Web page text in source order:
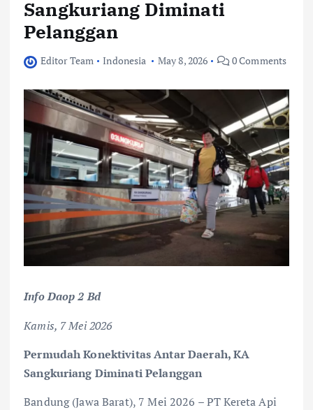
Sangkuriang Diminati
Pelanggan
Editor Team Indonesia May 8, 2026 0 Comments
Info Daop 2 Bd
Kamis, 7 Mei 2026
Permudah Konektivitas Antar Daerah, KA
Sangkuriang Diminati Pelanggan
Bandung (Jawa Barat), 7 Mei 2026 – PT Kereta Api